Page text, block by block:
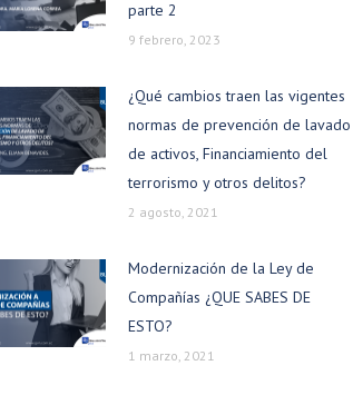
parte 2
9 febrero, 2023
¿Qué cambios traen las vigentes
normas de prevención de lavado
de activos, Financiamiento del
terrorismo y otros delitos?
2 agosto, 2021
Modernización de la Ley de
Compañías ¿QUE SABES DE
ESTO?
1 marzo, 2021